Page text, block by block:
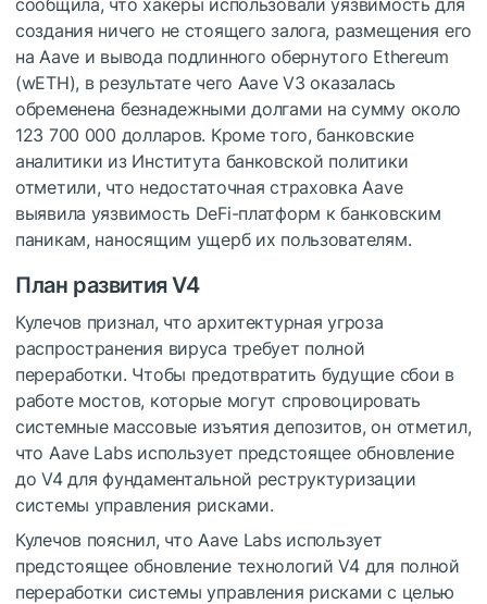
создания ничего не стоящего залога, размещения его
на Aave и вывода подлинного обернутого Ethereum
(wETH), в результате чего Aave V3 оказалась
обременена безнадежными долгами на сумму около
123 700 000 ​​долларов. Кроме того, банковские
аналитики из Института банковской политики
отметили, что недостаточная страховка Aave
выявила уязвимость DeFi-платформ к банковским
паникам, наносящим ущерб их пользователям.
План развития V4
Кулечов признал, что архитектурная угроза
распространения вируса требует полной
переработки. Чтобы предотвратить будущие сбои в
работе мостов, которые могут спровоцировать
системные массовые изъятия депозитов, он отметил,
что Aave Labs использует предстоящее обновление
до V4 для фундаментальной реструктуризации
системы управления рисками.
Кулечов пояснил, что Aave Labs использует
предстоящее обновление технологий V4 для полной
переработки системы управления рисками с целью